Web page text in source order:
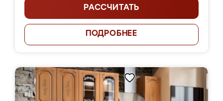
РАССЧИТАТЬ
ПОДРОБНЕЕ